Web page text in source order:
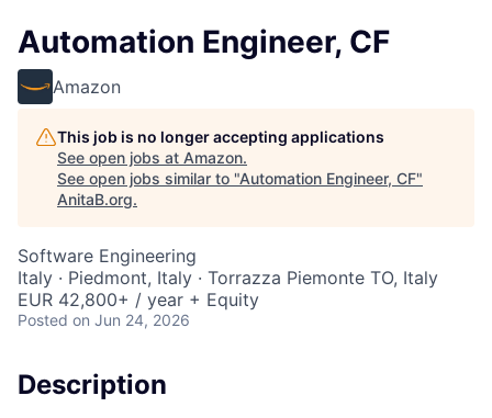
Automation Engineer, CF
Amazon
This job is no longer accepting applications
See open jobs at Amazon.
See open jobs similar to "Automation Engineer, CF"
AnitaB.org.
Software Engineering
Italy · Piedmont, Italy · Torrazza Piemonte TO, Italy
EUR 42,800+ / year + Equity
Posted on Jun 24, 2026
Description